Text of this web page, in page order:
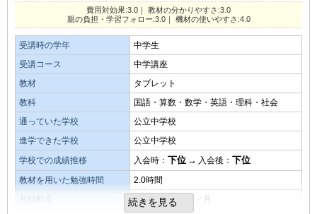
善点は質問回数が限られていることです。
総合評価
苦手分野をピンポイントでさかのぼって学習したり、得意分
野は徐々に先に進めたりするのが便利だと感じた。
教材の難易度
易しい 平均 難しい
演習問題の量
少ない 平均 多い
オプション講座の満足度
オプション講座は受講しておらず、通常のサービス内の動画
だけ視聴しているので、この質問は答えられない
親の負担・学習フォローの仕組み
子供のスマホで契約したため、進捗などのメール等が親に来
ないので、子供がどう進んでいるかわからないでいる。
タブレットなど機材の使いやすさ・操作性
自分のスマートフォンで受講できて、機材を買わずにすむの
果はあります、
教材・授業動画の質・分かりやすさ
教材はわかりやすかったです。
分からないところは何回も取り組みました。
教材・授業動画の難易度
難易度はそこまで高くないです。塾の方が高いなぁとかんじ
ました。
演習問題の量
塾ほど量が多くなく取り組みやすかったです。
費用対効果:3.0｜ 教材の分かりやすさ:3.0
親の負担・学習フォロー:3.0｜ 機材の使いやすさ:4.0
受講時の学年
中学生
受講コース
中学講座
教材
タブレット
教科
国語・算数・数学・英語・理科・社会
通っていた学校
公立中学校
進学できた学校
公立中学校
学校での成績推移
入会時： 下位 → 入会後： 下位
教材を用いた勉強時間
2.0時間
月額料金
5,000～8,000円／月
続きを見る